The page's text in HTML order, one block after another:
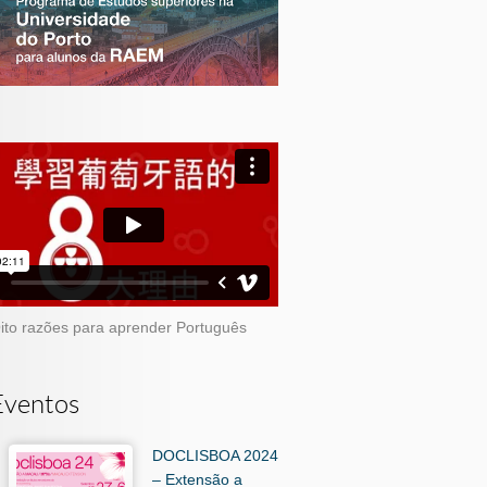
razões para aprender Português
DOCLISBOA 2024
– Extensão a